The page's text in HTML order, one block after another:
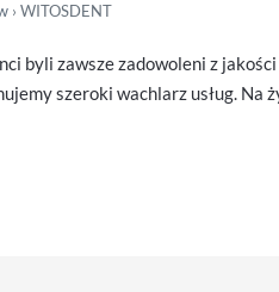
› WITOSDENT
byli zawsze zadowoleni z
szeroki wachlarz usług. Na